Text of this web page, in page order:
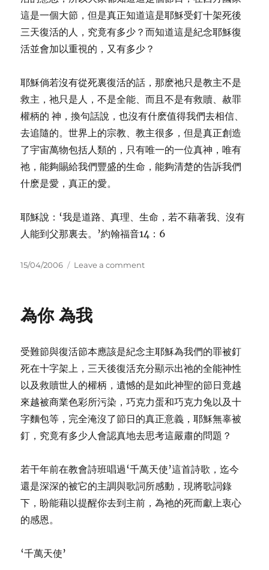
這是一個大節，但是真正知道這是耶穌受釘十架死後
三天復活的人，究竟有多少？而知道這是紀念耶穌復
活並會加以重視的，又有多少？
耶穌倘若沒有從死裏復活的話，那麽祂只是教主不是
救主，祂只是人，不是全能、而且不是有救贖、赦罪
權柄的 神，換句話說，也沒有什麽值得我們去相信、
去追隨的。世界上的宗教、教主很多，但是真正創造
了宇宙萬物包括人類的，只有唯一的一位真神，唯有
祂，能夠賜給我們豐盛的生命，能夠清楚的告訴我們
什麽是愛，真正的愛。
耶穌說：‘我是道路、真理、生命，若不藉著我、沒有
人能到父那裏去。’約翰福音14：6
Posted
15/04/2006 Leave a commenton
為你 為我
受難節與復活節本應該是紀念主耶穌為我們的罪被釘
死在十字架上，三天後復活充分顯示出祂的全能神性
以及救贖世人的權柄，遺憾的是如此神聖的節日竟越
來越被商業色彩所污染，巧克力蛋和巧克力兔以及十
字麵包等，完全淹沒了節日的真正意義，耶穌無辜被
釘，究竟有多少人會認真地去思考這嚴肅的問題？
若干年前在教會詩班唱過‘千萬天使’這首詩歌，迄今
還是深深的被它的主調與歌詞所感動，現將歌詞錄
下，盼能藉以提醒你去到主前，為祂的死而獻上衷心
的感恩。
‘千萬天使’